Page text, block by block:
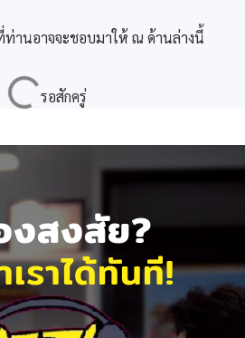
ท่านอาจจะชอบมาให้ ณ ด้านล่างนี้
งสงสัย?
ราได้ทันที!